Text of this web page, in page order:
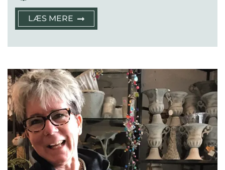
LÆS MERE